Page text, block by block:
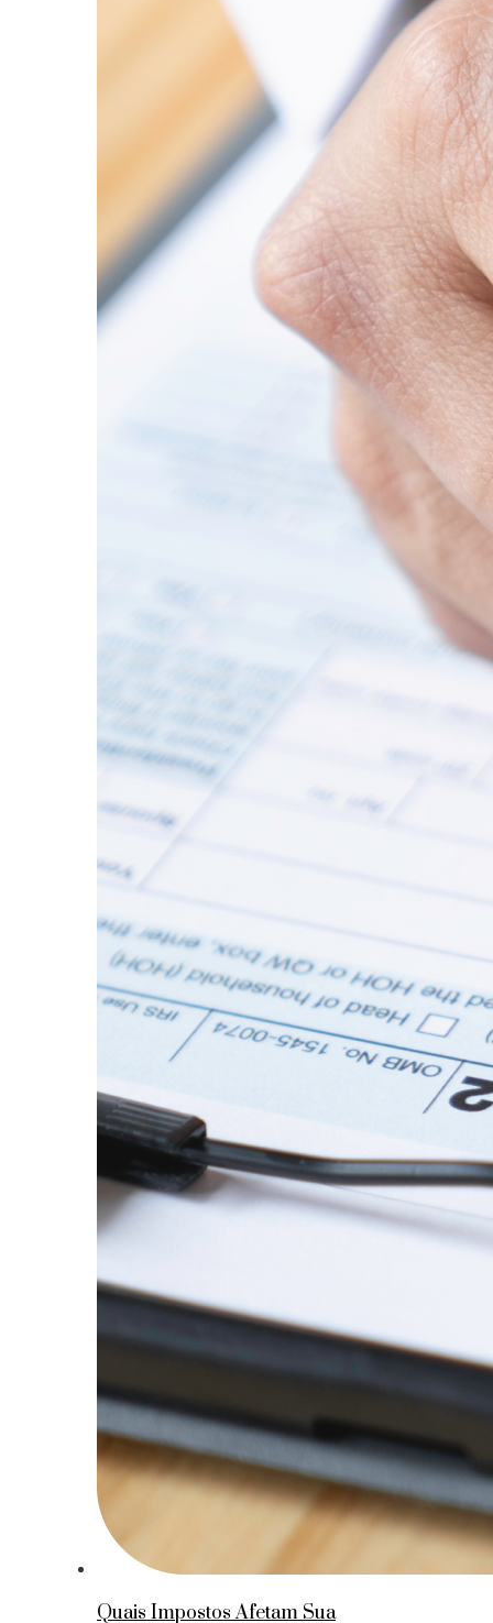
Quais Impostos Afetam Sua